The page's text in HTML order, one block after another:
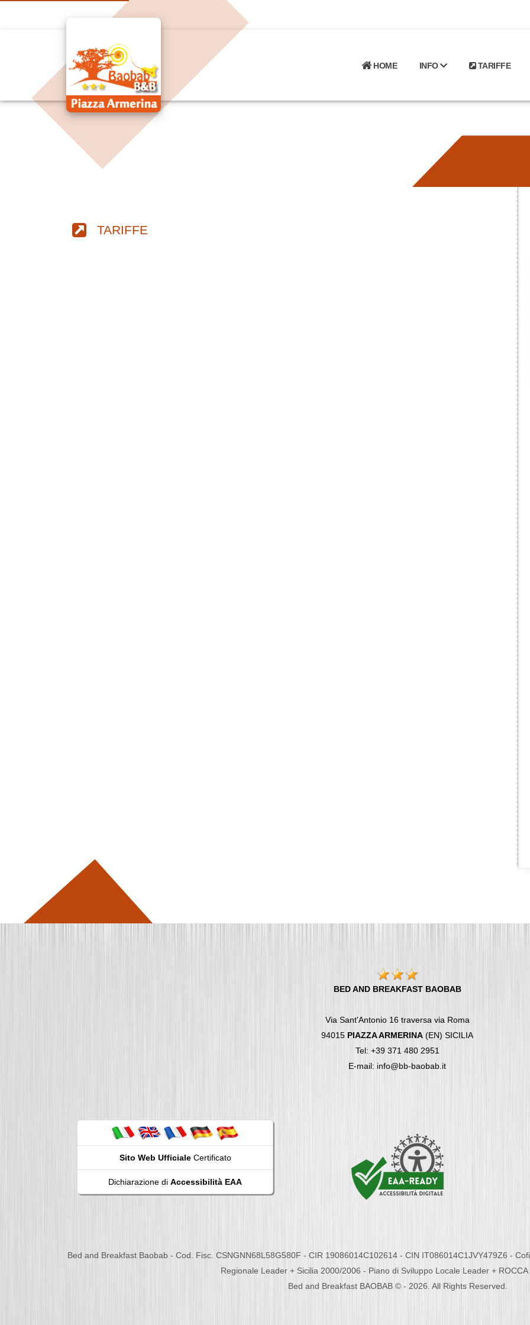
HOME INFO TARIFFE
TARIFFE
BED AND BREAKFAST BAOBAB
Via Sant'Antonio 16 traversa via Roma
94015 PIAZZA ARMERINA (EN) SICILIA
Tel: +39 371 480 2951
E-mail: info@bb-baobab.it
Sito Web UfficialeCertificato
Dichiarazione di Accessibilità EAA
Bed and Breakfast Baobab - Cod. Fisc. CSNGNN68L58G580F - CIR 19086014C102614 - CIN IT086014C1JVY479Z6 -
Regionale Leader + Sicilia 2000/2006 - Piano di Sviluppo Locale Leader + ROCCA
Bed and Breakfast BAOBAB © - 2026. All Rights Reserved.